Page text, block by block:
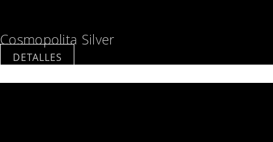
Cosmopolita Silver
DETALLES